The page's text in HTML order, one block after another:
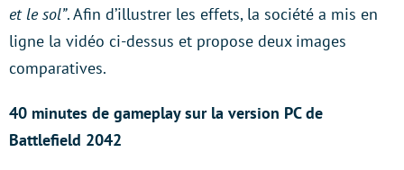
et le sol”. Afin d’illustrer les effets, la société a mis en
ligne la vidéo ci-dessus et propose deux images
comparatives.
40 minutes de gameplay sur la version PC de
Battlefield 2042